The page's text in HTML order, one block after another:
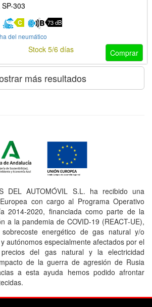
303
C 73 dB
del neumático
Comprar
Stock 5/6 días
más resultados
DEL AUTOMÓVIL S.L. ha recibido una
con cargo al Programa Operativo
2014-2020, financiada como parte de la
a la pandemia de COVID-19 (REACT-UE),
energético de gas natural y/o
autónomos especialmente afectados por el
del gas natural y la electricidad
de la guerra de agresión de Rusia
a esta ayuda hemos podido afrontar